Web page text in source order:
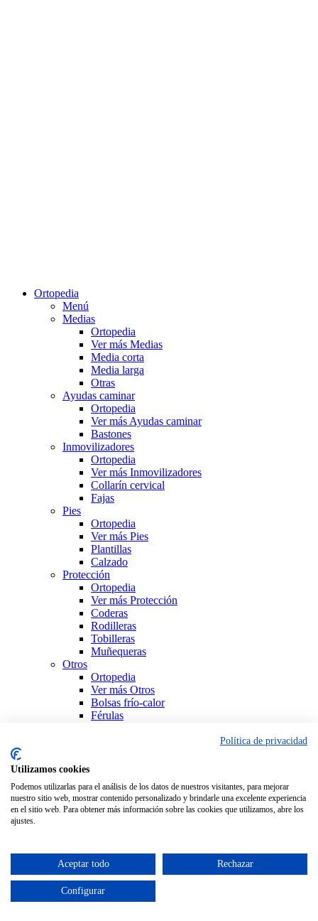
Ortopedia
Menú
Medias
Ortopedia
Ver más Medias
Media corta
Media larga
Otras
Ayudas caminar
Ortopedia
Ver más Ayudas caminar
Bastones
Inmovilizadores
Ortopedia
Ver más Inmovilizadores
Collarín cervical
Fajas
Pies
Ortopedia
Ver más Pies
Plantillas
Calzado
Protección
Ortopedia
Ver más Protección
Coderas
Rodilleras
Tobilleras
Muñequeras
Otros
Ortopedia
Ver más Otros
Bolsas frío-calor
Férulas
Política de privacidad
Utilizamos cookies
Podemos utilizarlas para el análisis de los datos de nuestros visitantes, para mejorar
nuestro sitio web, mostrar contenido personalizado y brindarle una excelente experiencia
en el sitio web. Para obtener más información sobre las cookies que utilizamos, abre los
ajustes.
Aceptar todo Rechazar
Configurar